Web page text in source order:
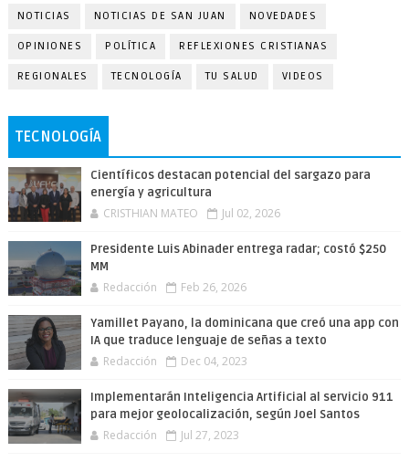
NOTICIAS NOTICIAS DE SAN JUAN NOVEDADES
OPINIONES POLÍTICA REFLEXIONES CRISTIANAS
REGIONALES TECNOLOGÍA TU SALUD VIDEOS
TECNOLOGÍA
Científicos destacan potencial del sargazo para
energía y agricultura
CRISTHIAN MATEO Jul 02, 2026
Presidente Luis Abinader entrega radar; costó $250
MM
Redacción Feb 26, 2026
Yamillet Payano, la dominicana que creó una app con
IA que traduce lenguaje de señas a texto
Redacción Dec 04, 2023
Implementarán Inteligencia Artificial al servicio 911
para mejor geolocalización, según Joel Santos
Redacción Jul 27, 2023